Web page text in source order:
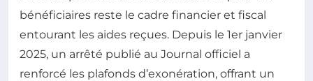
bénéficiaires reste le cadre financier et fiscal
entourant les aides reçues. Depuis le 1er janvier
2025, un arrêté publié au Journal officiel a
renforcé les plafonds d’exonération, offrant un